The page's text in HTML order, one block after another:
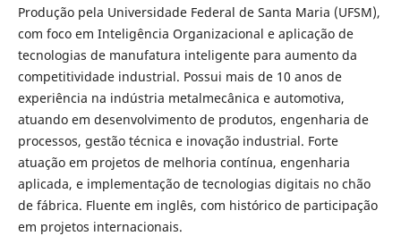
Produção pela Universidade Federal de Santa Maria (UFSM),
com foco em Inteligência Organizacional e aplicação de
tecnologias de manufatura inteligente para aumento da
competitividade industrial. Possui mais de 10 anos de
experiência na indústria metalmecânica e automotiva,
atuando em desenvolvimento de produtos, engenharia de
processos, gestão técnica e inovação industrial. Forte
atuação em projetos de melhoria contínua, engenharia
aplicada, e implementação de tecnologias digitais no chão
de fábrica. Fluente em inglês, com histórico de participação
em projetos internacionais.